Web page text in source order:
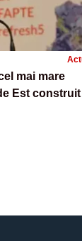
mai mare
Est construit